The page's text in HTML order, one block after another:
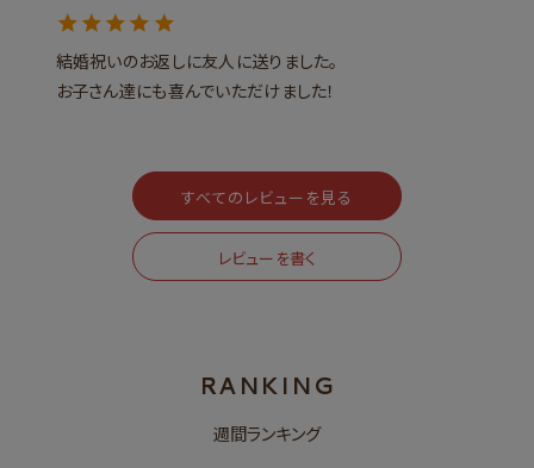
結婚祝いのお返しに友人に送りました。
すべてのレビューを見る
レビューを書く
RANKING
週間ランキング